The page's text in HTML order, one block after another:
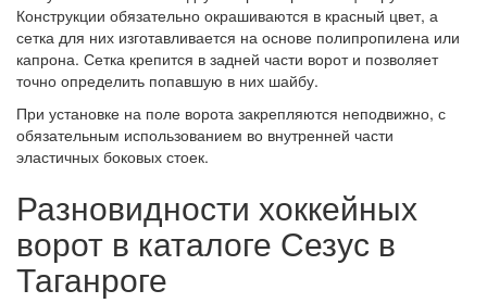
Конструкции обязательно окрашиваются в красный цвет, а
сетка для них изготавливается на основе полипропилена или
капрона. Сетка крепится в задней части ворот и позволяет
точно определить попавшую в них шайбу.
При установке на поле ворота закрепляются неподвижно, с
обязательным использованием во внутренней части
эластичных боковых стоек.
Разновидности хоккейных
ворот в каталоге Сезус в
Таганроге